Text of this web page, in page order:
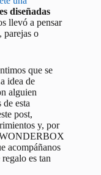
diseñadas
llevó a pensar
parejas o
que se
idea de
alguien
esta
post,
y, por
WONDERBOX
acompáñanos
es tan